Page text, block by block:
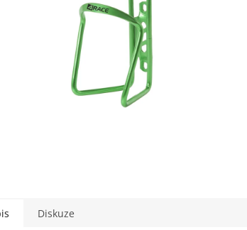
Diskuze